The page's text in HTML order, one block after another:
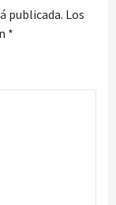
publicada. Los
*